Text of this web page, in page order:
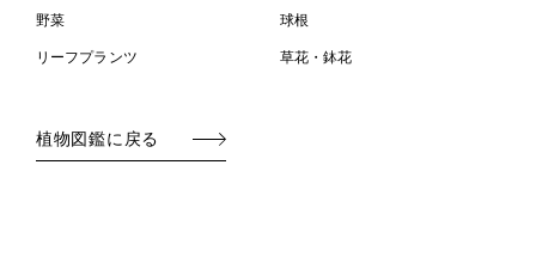
野菜 球根
リーフプランツ 草花・鉢花
植物図鑑に戻る